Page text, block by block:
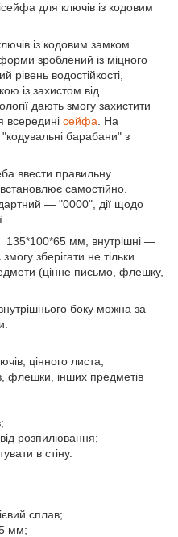
для ключів із кодовим
із кодовим замком
зроблений із міцного
рівень водостійкості,
із захистом від
дають змогу захистити
всередині сейфа . На
барабани" з
ввести правильну
самостійно.
— "0000", дії щодо
135*100*65 мм, внутрішні —
зберігати не тільки
(цінне письмо, флешку,
боку можна за
цінного листа,
флешки, інших предметів
розпилювання;
в стіну.
сплав;
мм;